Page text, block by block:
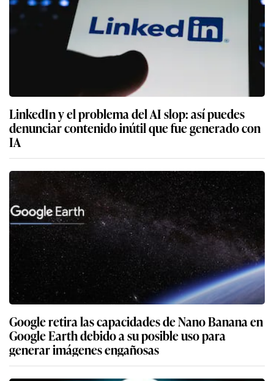
LinkedIn y el problema del AI slop: así puedes
denunciar contenido inútil que fue generado con
IA
Google retira las capacidades de Nano Banana en
Google Earth debido a su posible uso para
generar imágenes engañosas